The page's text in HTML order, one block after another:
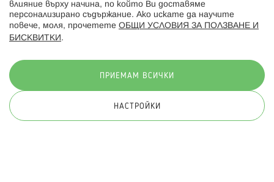
© 2026 Hippoland.net. Всички права запазени
влияние върху начина, по който Ви доставяме
персонализирано съдържание. Ако искате да научите
повече, моля, прочетете ОБЩИ УСЛОВИЯ ЗА ПОЛЗВАНЕ И
БИСКВИТКИ .
ПРИЕМАМ ВСИЧКИ
НАСТРОЙКИ